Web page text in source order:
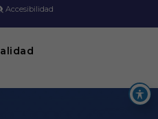
Accesibilidad